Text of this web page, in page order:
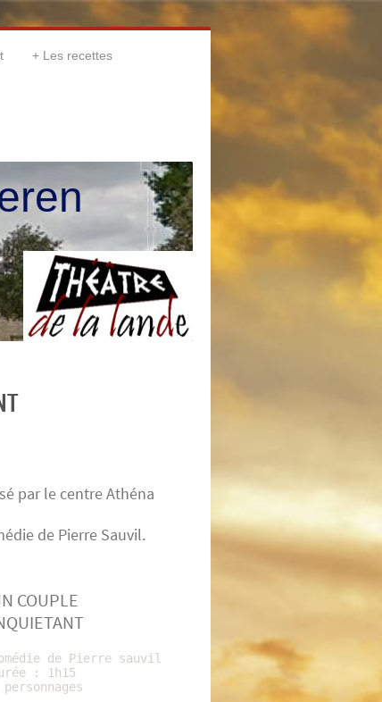
Les recettes
par le centre Athéna
de Pierre Sauvil.
COUPLE
de Pierre sauvil
: 1h15
personnages